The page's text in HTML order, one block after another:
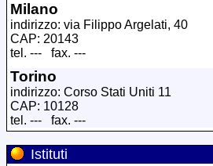
Milano
indirizzo: via Filippo Argelati, 40
CAP: 20143
tel. --- fax. ---
Torino
indirizzo: Corso Stati Uniti 11
CAP: 10128
tel. --- fax. ---
Istituti